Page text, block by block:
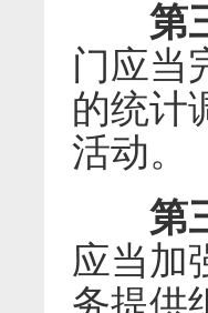
第
门应当
的统计
活动。
第
应当加